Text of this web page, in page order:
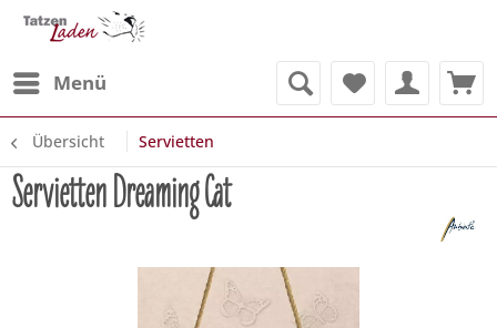
Menü
Übersicht Servietten
Servietten Dreaming Cat